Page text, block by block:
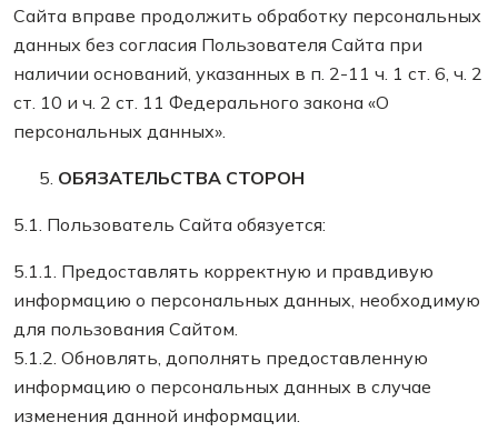
Сайта вправе продолжить обработку персональных
данных без согласия Пользователя Сайта при
наличии оснований, указанных в п. 2-11 ч. 1 ст. 6, ч. 2
ст. 10 и ч. 2 ст. 11 Федерального закона «О
персональных данных».
ОБЯЗАТЕЛЬСТВА СТОРОН
5.1. Пользователь Сайта обязуется:
5.1.1. Предоставлять корректную и правдивую
информацию о персональных данных, необходимую
для пользования Сайтом.
5.1.2. Обновлять, дополнять предоставленную
информацию о персональных данных в случае
изменения данной информации.